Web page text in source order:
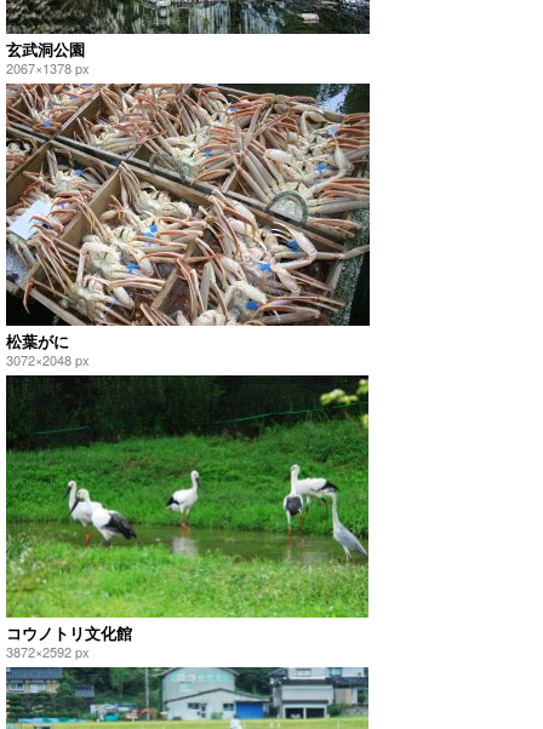
玄武洞公園
2067×1378 px
松葉がに
3072×2048 px
コウノトリ文化館
3872×2592 px